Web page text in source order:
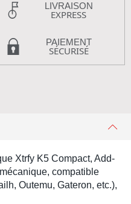
LIVRAISON
EXPRESS
PAIEMENT
SÉCURISÉ
Xtrfy K5 Compact, Add-
compatible
Outemu, Gateron, etc.),